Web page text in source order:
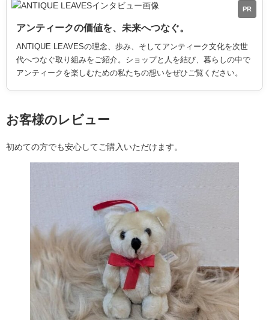
PR
アンティークの価値を、未来へつなぐ。
ANTIQUE LEAVESの理念、歩み、そしてアンティーク文化を次世
代へつなぐ取り組みをご紹介。ショップと人を結び、暮らしの中で
アンティークを楽しむための私たちの想いをぜひご覧ください。
お客様のレビュー
初めての方でも安心してご購入いただけます。